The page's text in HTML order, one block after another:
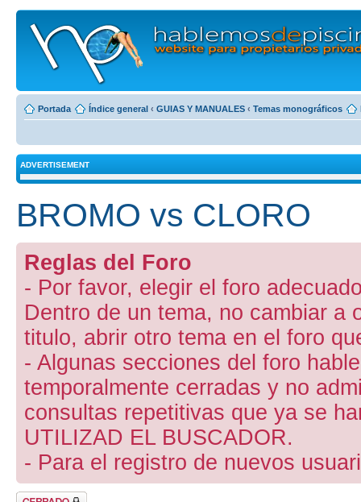
Portada Índice general ‹ GUIAS Y MANUALES ‹ Temas monográficos
ADVERTISEMENT
BROMO vs CLORO
Reglas del Foro
- Por favor, elegir el foro
Dentro de un tema, no cambiar a
titulo, abrir otro tema en el foro
- Algunas secciones del foro
temporalmente cerradas y no
consultas repetitivas que ya se
UTILIZAD EL BUSCADOR.
- Para el registro de nuevos
Tema cerrado